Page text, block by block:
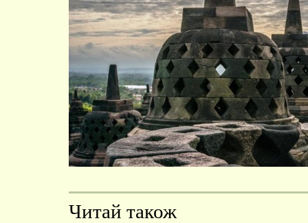
Читай також